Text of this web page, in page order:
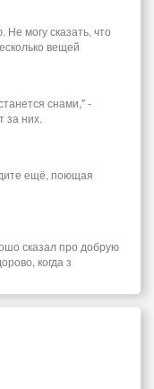
могу сказать, что
вещей
снами," -
за них.
ещё, поющая
сказал про добрую
когда з